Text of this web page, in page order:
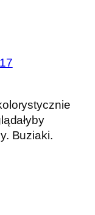
Buziaki.